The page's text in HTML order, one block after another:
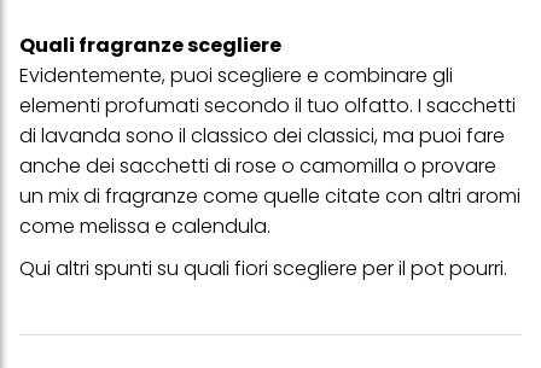
Quali fragranze scegliere
Evidentemente, puoi scegliere e combinare gli
elementi profumati secondo il tuo olfatto. I sacchetti
di lavanda sono il classico dei classici, ma puoi fare
anche dei sacchetti di rose o camomilla o provare
un mix di fragranze come quelle citate con altri aromi
come melissa e calendula.
Qui altri spunti su quali fiori scegliere per il pot pourri.